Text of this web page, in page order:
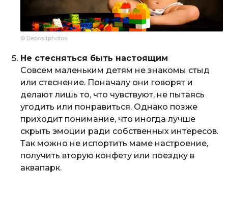
© Depositphotos
Не стесняться быть настоящим
Совсем маленьким детям не знакомы стыд
или стеснение. Поначалу они говорят и
делают лишь то, что чувствуют, не пытаясь
угодить или понравиться. Однако позже
приходит понимание, что иногда лучше
скрыть эмоции ради собственных интересов.
Так можно не испортить маме настроение,
получить вторую конфету или поездку в
аквапарк.